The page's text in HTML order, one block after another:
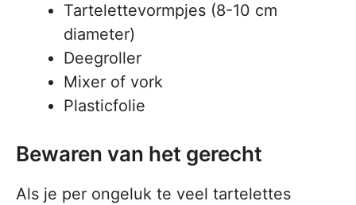
Tartelettevormpjes (8-10 cm
diameter)
Deegroller
Mixer of vork
Plasticfolie
Bewaren van het gerecht
Als je per ongeluk te veel tartelettes